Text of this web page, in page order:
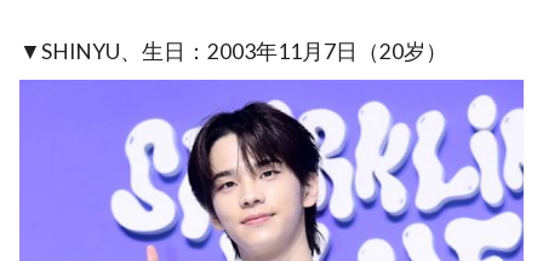
▼SHINYU、生日：2003年11月7日（20岁）